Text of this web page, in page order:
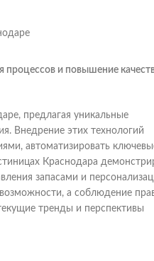
процессов и повышение
предлагая уникальные
Внедрение этих технологий
автоматизировать
Краснодара
запасами и
а соблюдение
тренды и перспективы